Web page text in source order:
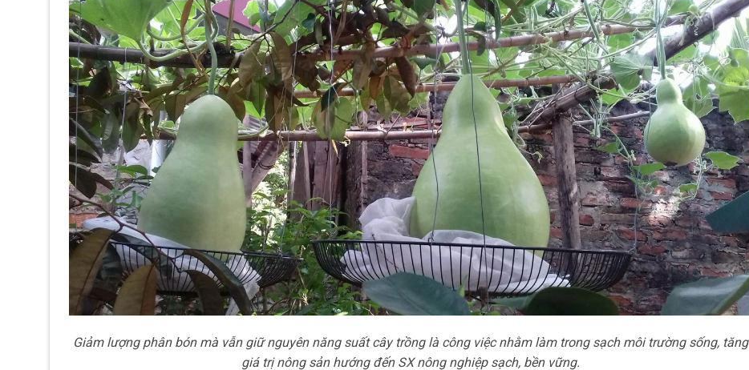
Giảm lượng phân bón mà vẫn giữ nguyên năng suất cây trồng là công việc nhằm làm trong sạch môi trường sống, tăng
giá trị nông sản hướng đến SX nông nghiệp sạch, bền vững.